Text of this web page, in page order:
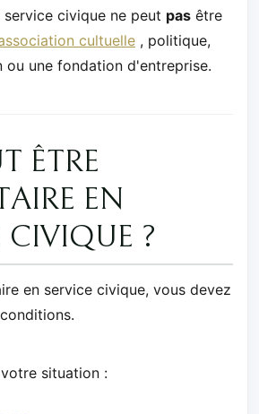
civique ne peut pas être
cultuelle , politique,
ou une fondation d'entreprise.
ÊTRE
EN
CIVIQUE ?
en service civique, vous devez
situation :